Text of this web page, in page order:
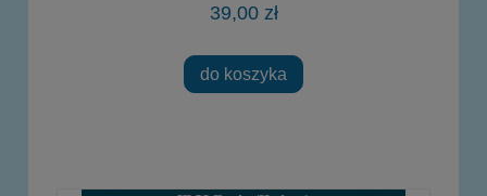
39,00 zł
do koszyka